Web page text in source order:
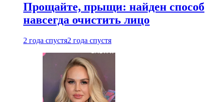
Прощайте, прыщи: найден способ
навсегда очистить лицо
2 года спустя2 года спустя